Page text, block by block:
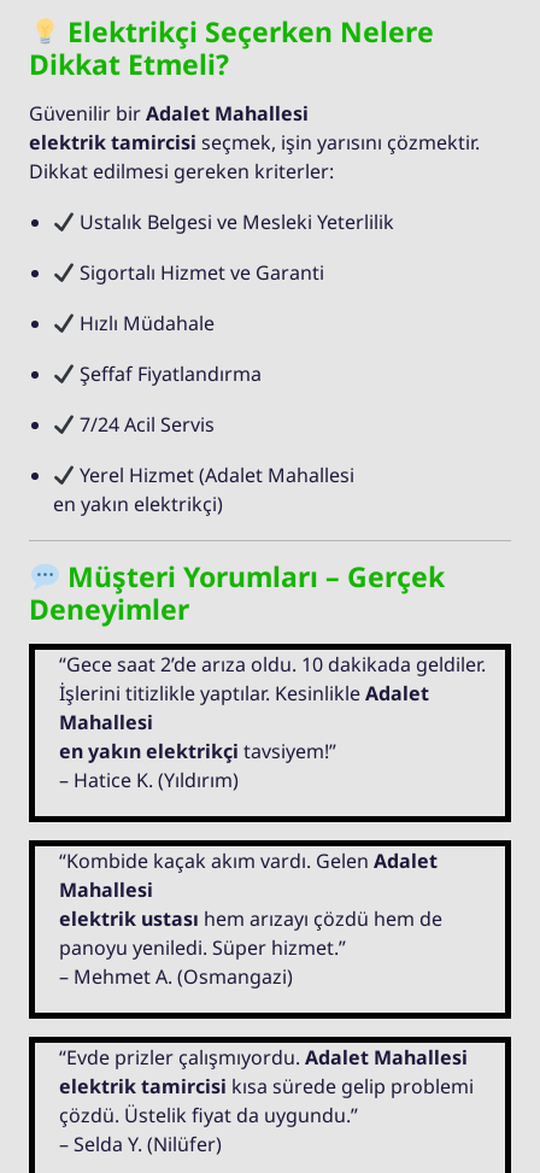
Elektrikçi Seçerken Nelere
Dikkat Etmeli?
Güvenilir birAdalet Mahallesi
elektrik tamircisi seçmek, işin yarısını çözmektir.
Dikkat edilmesi gereken kriterler:
Ustalık Belgesi ve Mesleki Yeterlilik
Sigortalı Hizmet ve Garanti
Hızlı Müdahale
Şeffaf Fiyatlandırma
7/24 Acil Servis
Yerel Hizmet (Adalet Mahallesi
en yakın elektrikçi)
Müşteri Yorumları – Gerçek
Deneyimler
“Gece saat 2’de arıza oldu. 10 dakikada geldiler.
İşlerini titizlikle yaptılar. KesinlikleAdalet
Mahallesi
en yakın elektrikçi tavsiyem!”
– Hatice K. (Yıldırım)
“Kombide kaçak akım vardı. Gelen Adalet
Mahallesi
elektrik ustası hem arızayı çözdü hem de
panoyu yeniledi. Süper hizmet.”
– Mehmet A. (Osmangazi)
“Evde prizler çalışmıyordu. Adalet Mahallesi
elektrik tamircisi kısa sürede gelip problemi
çözdü. Üstelik fiyat da uygundu.”
– Selda Y. (Nilüfer)